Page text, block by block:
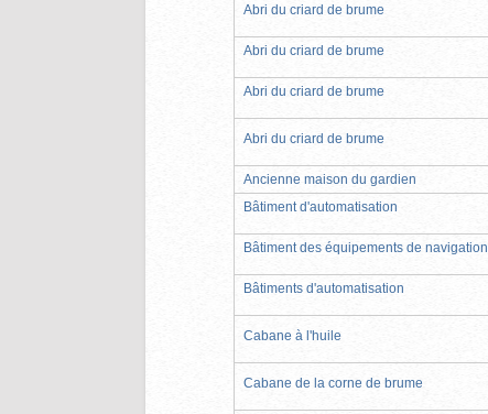
Abri du criard de brume
Abri du criard de brume
Abri du criard de brume
Abri du criard de brume
Ancienne maison du gardien
Bâtiment d'automatisation
Bâtiment des équipements de navigation
Bâtiments d'automatisation
Cabane à l'huile
Cabane de la corne de brume